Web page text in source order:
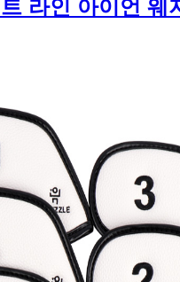
라인 아이언 웨